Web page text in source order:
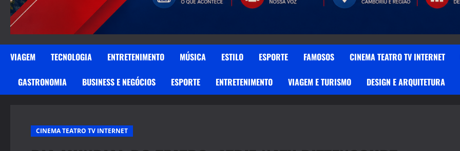
VIAGEM TECNOLOGIA ENTRETENIMENTO MÚSICA ESTILO ESPORTE FAMOSOS CINEMA TEATRO TV INTERNET
GASTRONOMIA BUSINESS E NEGÓCIOS ESPORTE ENTRETENIMENTO VIAGEM E TURISMO DESIGN E ARQUITETURA
CINEMA TEATRO TV INTERNET